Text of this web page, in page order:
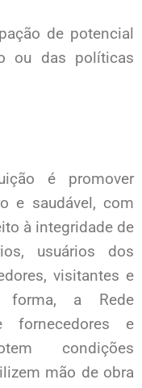
de potencial
ou das políticas
é promover
e saudável, com
à integridade de
usuários dos
visitantes e
forma, a Rede
fornecedores e
condições
mão de obra